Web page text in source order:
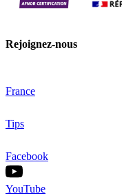
Rejoignez-nous
France
Tips
Facebook
YouTube